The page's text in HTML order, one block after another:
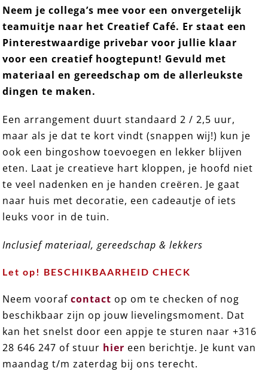
Origineel TEAMUITJE ➸ Alphen aan den Rijn
Neem je collega’s mee voor een onvergetelijk
teamuitje naar het Creatief Café. Er staat een
Pinterestwaardige privebar voor jullie klaar
voor een creatief hoogtepunt! Gevuld met
materiaal en gereedschap om de allerleukste
dingen te maken.
Een arrangement duurt standaard 2 / 2,5 uur,
maar als je dat te kort vindt (snappen wij!) kun je
ook een bingoshow toevoegen en lekker blijven
eten. Laat je creatieve hart kloppen, je hoofd niet
te veel nadenken en je handen creëren. Je gaat
naar huis met decoratie, een cadeautje of iets
leuks voor in de tuin.
Inclusief materiaal, gereedschap & lekkers
Let op! BESCHIKBAARHEID CHECK
Neem voorafcontact op om te checken of nog
beschikbaar zijn op jouw lievelingsmoment. Dat
kan het snelst door een appje te sturen naar +316
28 646 247 of stuur hier een berichtje. Je kunt van
maandag t/m zaterdag bij ons terecht.